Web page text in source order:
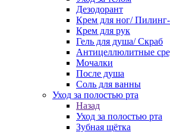
Дезодорант
Крем для ног/
Крем для рук
Гель для душа/ Скраб
Антицеллюлитные
Мочалки
После душа
Соль для ванны
Уход за полостью рта
Назад
Уход за полостью рта
Зубная щётка